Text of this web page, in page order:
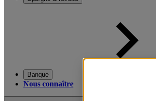
Banque
Nous connaître